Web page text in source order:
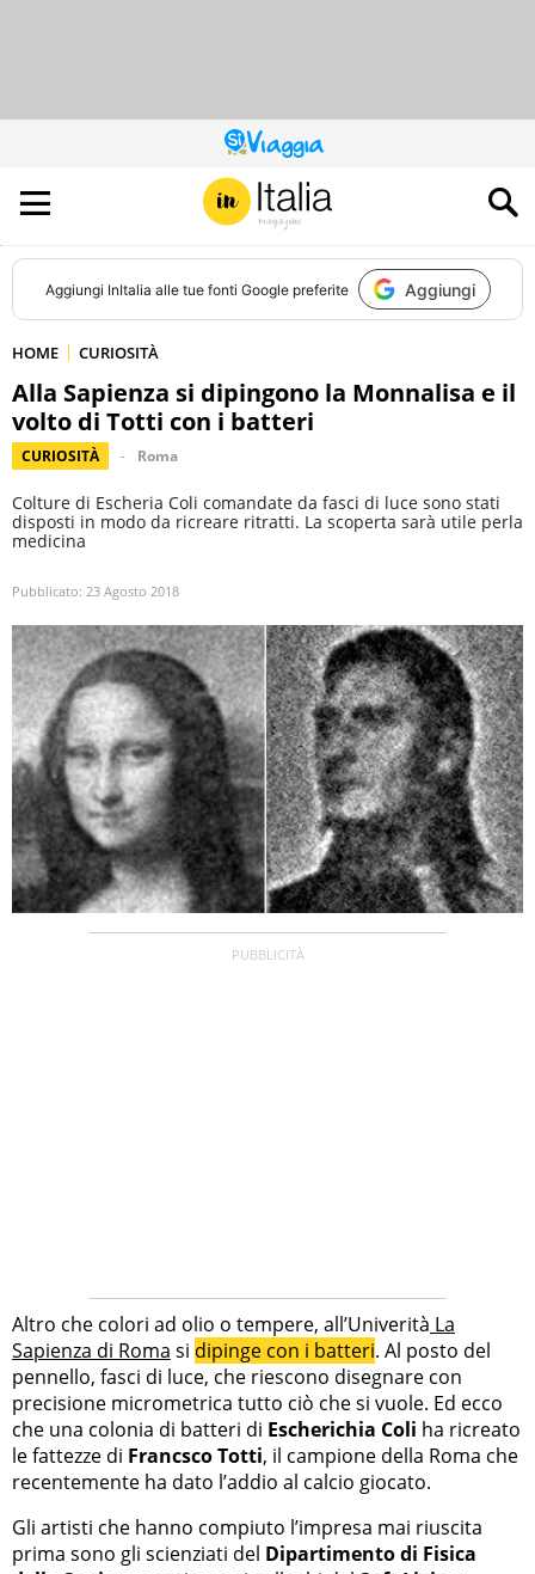
QUESTO
SITO
CONTRIBUISCE
ALL’AUDIENCE
DI
Aggiungi InItalia alle tue fonti Google preferite Aggiungi
HOME CURIOSITÀ
Alla Sapienza si dipingono la Monnalisa e il
volto di Totti con i batteri
CURIOSITÀ Roma
Colture di Escheria Coli comandate da fasci di luce sono stati
disposti in modo da ricreare ritratti. La scoperta sarà utile perla
medicina
Pubblicato: 23 Agosto 2018
Altro che colori ad olio o tempere, all’Univerità La
Sapienza di Roma si dipinge con i batteri. Al posto del
pennello, fasci di luce, che riescono disegnare con
precisione micrometrica tutto ciò che si vuole. Ed ecco
che una colonia di batteri di Escherichia Coli ha ricreato
le fattezze di Francsco Totti, il campione della Roma che
recentemente ha dato l’addio al calcio giocato.
Gli artisti che hanno compiuto l’impresa mai riuscita
prima sono gli scienziati del Dipartimento di Fisica